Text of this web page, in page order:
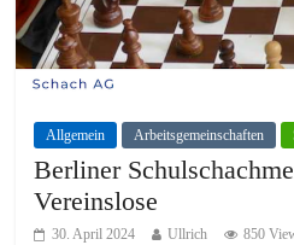
Allgemein Arbeitsgemeinschaften
Berliner
Vereinslose
30. April 2024 Ullrich 850